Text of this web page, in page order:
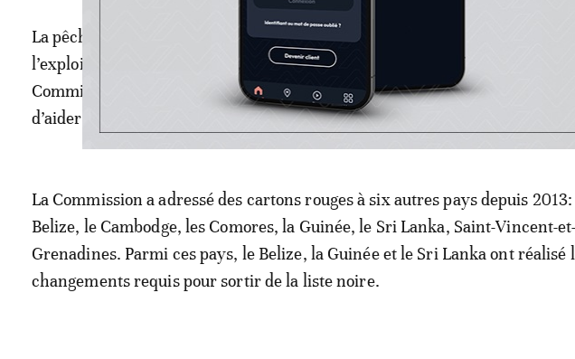
La pêche illicite constitue «l’une des menaces les plus graves qui pèsent sur
l’exploitation durable des ressources aquatiques vivantes», souligne la
Commission qui se dit prête à poursuivre les discussions avec le Cameroun
d’aider le pays à remédier aux insuffisances constatées.
La Commission a adressé des cartons rouges à six autres pays depuis
Belize, le Cambodge, les Comores, la Guinée, le Sri Lanka, Saint-Vincent-
Grenadines. Parmi ces pays, le Belize, la Guinée et le Sri Lanka ont réalisé
changements requis pour sortir de la liste noire.